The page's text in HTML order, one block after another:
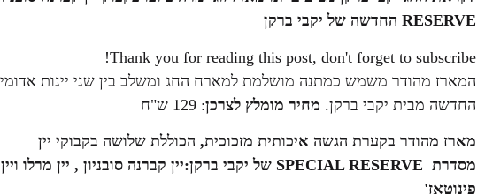
RESERVE החדשה של יקבי ברקן
Thank you for reading this post, don't forget to subscribe!
החדשה מבית יקבי ברקן. מחיר מומלץ לצרכן: 129 ש"ח
מארז מהודר בקערת הגשה איכותית מזכוכית, הכוללת שלושה בקבוקי יין
מסדרת SPECIAL RESERVE של יקבי ברקן:יין קברנה סובניון , יין מרלו ויין
פינוטאז'